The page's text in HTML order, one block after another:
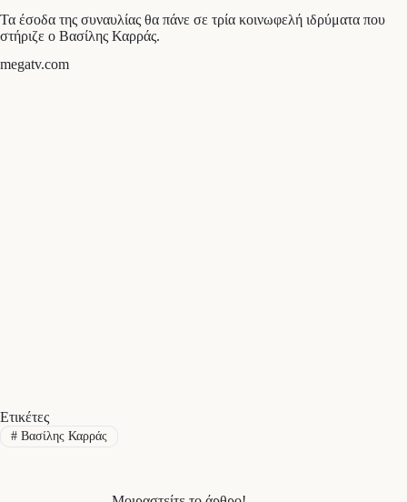
Τα έσοδα της συναυλίας θα πάνε σε τρία κοινωφελή ιδρύματα που
στήριζε ο Βασίλης Καρράς.
megatv.com
Ετικέτες
#Βασίλης Καρράς